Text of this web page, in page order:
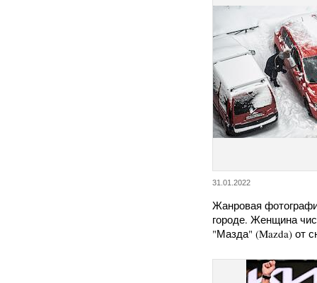
31.01.2022
Жанровая
городе. Женщина
"Мазда" (Mazda) от